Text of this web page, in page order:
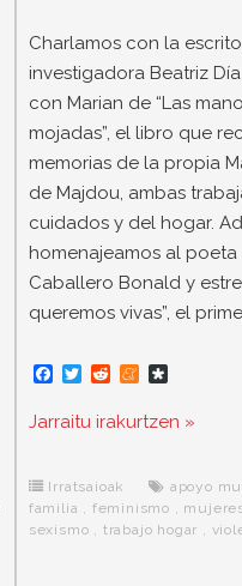
Charlamos con la
investigadora Beatriz
con Marian de “Las
mojadas”, el libro que
memorias de la propia
de Majdou, ambas
cuidados y del hogar.
homenajeamos al poeta
Caballero Bonald y
queremos vivas”, el
F
e
o
k
T
t
r
R
d
d
M
n
e
e
D
s
r
a
Jarraitu irakurtzen »
Irratsaioak apoyo
familia , feminismo ,
sexismo , trabajo hogar ,